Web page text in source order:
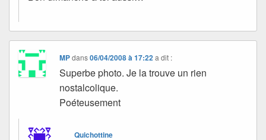
MPdans06/04/2008 à 17:22 a dit :
Superbe photo. Je la trouve un rien
nostalcolique.
Poéteusement
Quichottine